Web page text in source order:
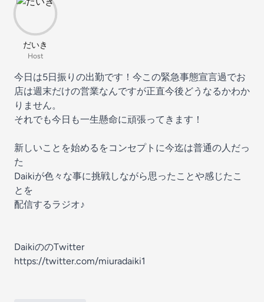
だいき
Host
今日は5日振りの出勤です！今この緊急事態宣言過でお
店は週末だけの営業なんですが正直今後どうなるかわか
りません。
それでも今日も一生懸命に頑張ってきます！
新しいことを始めるをコンセプトに今迄は普通の人だっ
た
Daikiが色々な事に挑戦しながら思ったことや感じたこ
とを
配信するラジオ♪
DaikiののTwitter
https://twitter.com/miuradaiki1